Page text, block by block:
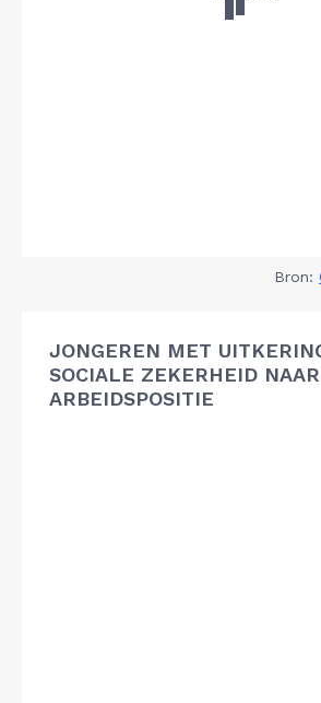
Bron:
JONGEREN MET
SOCIALE ZEKERHEID NAAR
ARBEIDSPOSITIE